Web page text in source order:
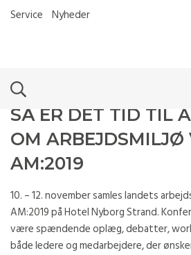
Service Nyheder
SÅ ER DET TID TIL
OM ARBEJDSMILJØ
AM:2019
10. – 12. november samles landets
AM:2019 på Hotel Nyborg Strand.
være spændende oplæg, debatter,
både ledere og medarbejdere, der